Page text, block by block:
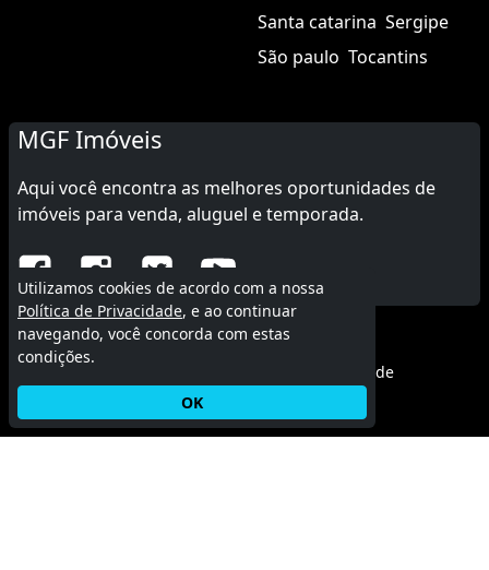
Santa catarina Sergipe
São paulo Tocantins
MGF Imóveis
Aqui você encontra as melhores oportunidades de
imóveis para venda, aluguel e temporada.
© 2015 - 2026 MGF Imóveis.
Política de privacidade
Utilizamos cookies de acordo com a nossa
Política de Privacidade, e ao continuar
navegando, você concorda com estas
condições.
OK